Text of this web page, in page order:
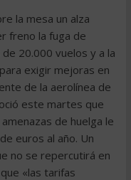
la mesa un alza
freno la fuga de
20.000 vuelos y a la
exigir mejoras en
de la aerolínea de
este martes que
de huelga le
euros al año. Un
no se repercutirá en
«las tarifas